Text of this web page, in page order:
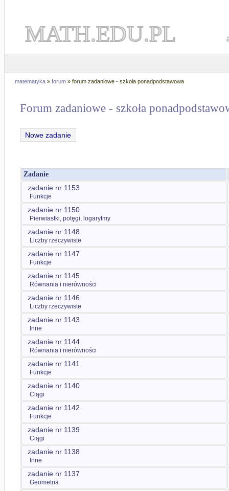
MATH.EDU.PL
matematyka » forum » forum zadaniowe - szkoła ponadpodstawowa
Forum zadaniowe - szkoła
Nowe zadanie
Zadanie
zadanie nr 1153
Funkcje
zadanie nr 1150
Pierwiastki, potęgi, logarytmy
zadanie nr 1148
Liczby rzeczywiste
zadanie nr 1147
Funkcje
zadanie nr 1145
Równania i nierówności
zadanie nr 1146
Liczby rzeczywiste
zadanie nr 1143
Inne
zadanie nr 1144
Równania i nierówności
zadanie nr 1141
Funkcje
zadanie nr 1140
Ciągi
zadanie nr 1142
Funkcje
zadanie nr 1139
Ciągi
zadanie nr 1138
Inne
zadanie nr 1137
Geometria